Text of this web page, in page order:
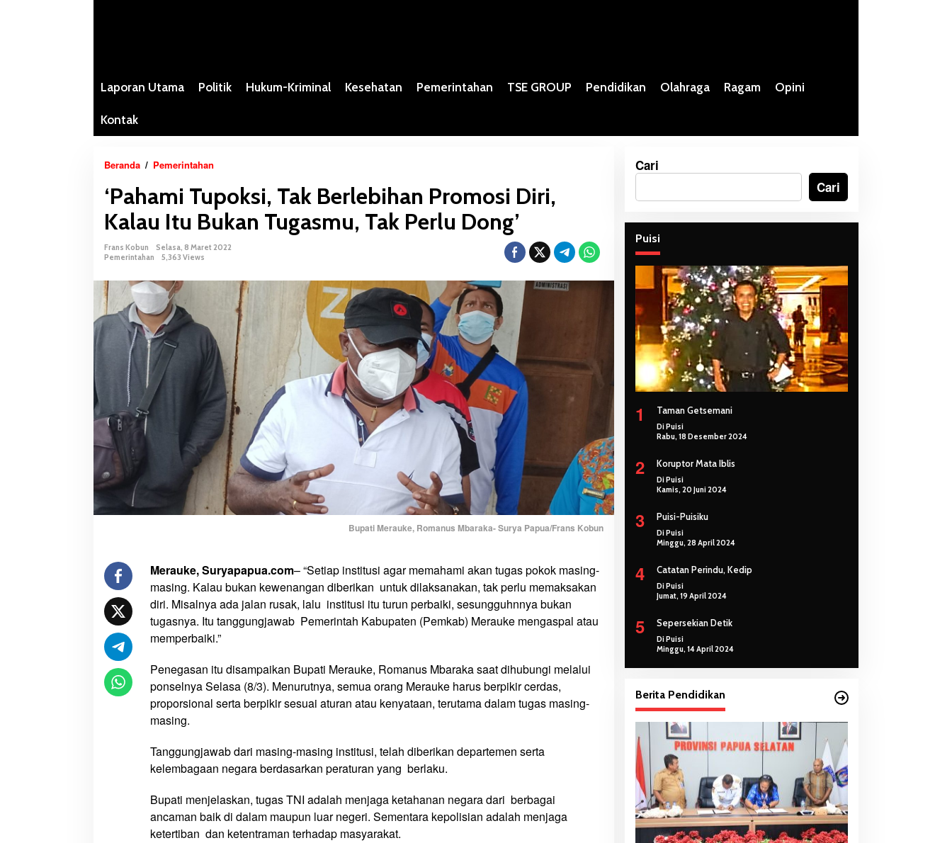
Laporan Utama Politik Hukum-Kriminal Kesehatan Pemerintahan TSE GROUP Pendidikan Olahraga Ragam Opini
Kontak
Beranda / Pemerintahan
a
h
a
m
k
s
i
T
B
e
e
a
n
P
r
o
o
i
D
i
,
a
l
a
‘Pahami Tupoksi, Tak Berlebihan Promosi Diri,
Kalau Itu Bukan Tugasmu, Tak Perlu Dong’
Frans Kobun
Selasa, 8 Maret 2022
Pemerintahan
5,363 Views
Bupati Merauke, Romanus Mbaraka- Surya Papua/Frans Kobun
Merauke, Suryapapua.com– “Setiap institusi agar memahami akan tugas pokok masing-
masing. Kalau bukan kewenangan diberikan untuk dilaksanakan, tak perlu memaksakan
diri. Misalnya ada jalan rusak, lalu institusi itu turun perbaiki, sesungguhnnya bukan
tugasnya. Itu tanggungjawab Pemerintah Kabupaten (Pemkab) Merauke mengaspal atau
memperbaiki.”
Penegasan itu disampaikan Bupati Merauke, Romanus Mbaraka saat dihubungi melalui
ponselnya Selasa (8/3). Menurutnya, semua orang Merauke harus berpikir cerdas,
proporsional serta berpikir sesuai aturan atau kenyataan, terutama dalam tugas masing-
masing.
Tanggungjawab dari masing-masing institusi, telah diberikan departemen serta
kelembagaan negara berdasarkan peraturan yang berlaku.
Bupati menjelaskan, tugas TNI adalah menjaga ketahanan negara dari berbagai
ancaman baik di dalam maupun luar negeri. Sementara kepolisian adalah menjaga
ketertiban dan ketentraman terhadap masyarakat.
Cari
Cari
Puisi
1 Taman Getsemani
Di Puisi
Rabu, 18 Desember 2024
2 Koruptor Mata Iblis
Di Puisi
Kamis, 20 Juni 2024
3 Puisi-Puisiku
Di Puisi
Minggu, 28 April 2024
4 Catatan Perindu, Kedip
Di Puisi
Jumat, 19 April 2024
5 Sepersekian Detik
Di Puisi
Minggu, 14 April 2024
Berita Pendidikan